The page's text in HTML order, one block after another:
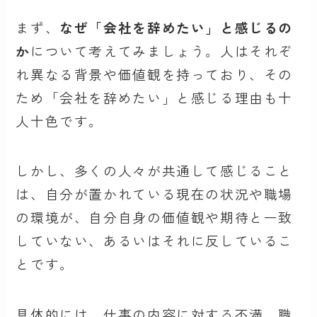
まず、 なぜ「会社を辞めたい」と感じるの
かについて考えてみましょう。人はそれぞ
れ異なる背景や価値観を持っており、その
ため「会社を辞めたい」と感じる理由も十
人十色です。
しかし、多くの人々が共通して感じること
は、自分が置かれている現在の状況や職場
の環境が、自分自身の価値観や期待と一致
していない、あるいはそれに反しているこ
とです。